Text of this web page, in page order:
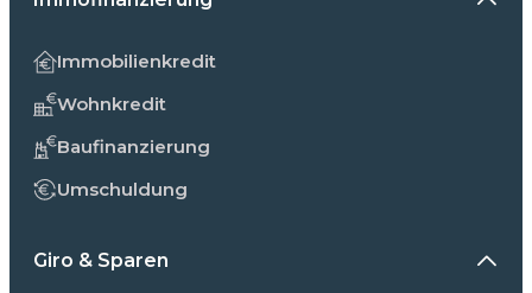
Immobilienkredit
Wohnkredit
Baufinanzierung
Umschuldung
Giro & Sparen